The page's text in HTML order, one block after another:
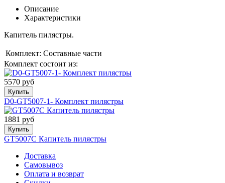
Описание
Характеристики
Капитель пилястры.
Комплект: Составные части
Комплект состоит из:
5570 руб
Купить
D0-GT5007-1- Комплект пилястры
1881 руб
Купить
GT5007C Капитель пилястры
Доставка
Самовывоз
Оплата и возврат